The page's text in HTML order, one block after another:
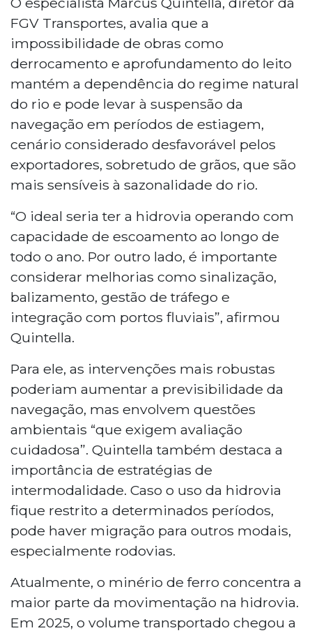
FGV Transportes, avalia que a
impossibilidade de obras como
derrocamento e aprofundamento do leito
mantém a dependência do regime natural
do rio e pode levar à suspensão da
navegação em períodos de estiagem,
cenário considerado desfavorável pelos
exportadores, sobretudo de grãos, que são
mais sensíveis à sazonalidade do rio.
“O ideal seria ter a hidrovia operando com
capacidade de escoamento ao longo de
todo o ano. Por outro lado, é importante
considerar melhorias como sinalização,
balizamento, gestão de tráfego e
integração com portos fluviais”, afirmou
Quintella.
Para ele, as intervenções mais robustas
poderiam aumentar a previsibilidade da
navegação, mas envolvem questões
ambientais “que exigem avaliação
cuidadosa”. Quintella também destaca a
importância de estratégias de
intermodalidade. Caso o uso da hidrovia
fique restrito a determinados períodos,
pode haver migração para outros modais,
especialmente rodovias.
Atualmente, o minério de ferro concentra a
maior parte da movimentação na hidrovia.
Em 2025, o volume transportado chegou a